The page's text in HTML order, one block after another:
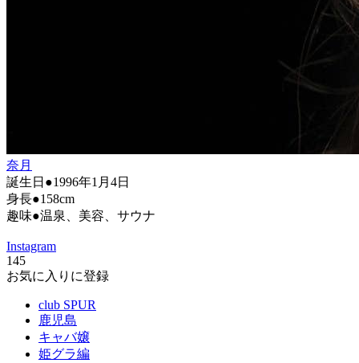
奈月
誕生日●1996年1月4日
身長●158cm
趣味●温泉、美容、サウナ
Instagram
145
お気に入りに登録
club SPUR
鹿児島
キャバ嬢
姫グラ編